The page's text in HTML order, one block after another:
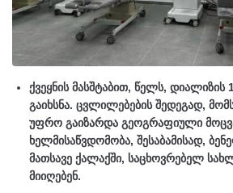
ქვეყნის მასშტაბით, წელს, დიალიზის
გაიხსნა. ცვლილებების შედეგად,
უფრო გაიზარდა გეოგრაფიული
ხელმისაწვდომობა, შესაბამისად,
მათსავე ქალაქში, საცხოვრებელ
მიიღებენ.